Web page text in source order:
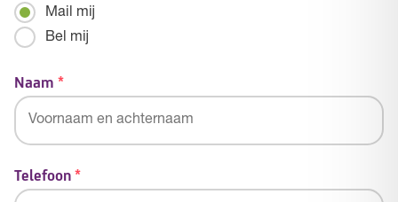
Mailen
/
Bellen
Mail mij
Bel mij
Naam *
Telefoon*